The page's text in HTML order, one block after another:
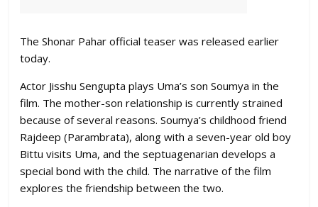
The Shonar Pahar official teaser was released earlier
today.
Actor Jisshu Sengupta plays Uma’s son Soumya in the
film. The mother-son relationship is currently strained
because of several reasons. Soumya’s childhood friend
Rajdeep (Parambrata), along with a seven-year old boy
Bittu visits Uma, and the septuagenarian develops a
special bond with the child. The narrative of the film
explores the friendship between the two.